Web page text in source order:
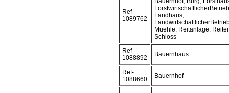
Ref-
1089762
Landhaus,
Muehle, Reitanlage,
Schloss
Ref-
1088892
Bauernhaus
Ref-
1088660
Bauernhof